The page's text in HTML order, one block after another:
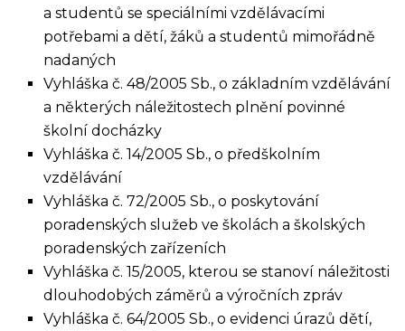
a studentů se speciálními vzdělávacími
potřebami a dětí, žáků a studentů mimořádně
nadaných
Vyhláška č. 48/2005 Sb., o základním vzdělávání
a některých náležitostech plnění povinné
školní docházky
Vyhláška č. 14/2005 Sb., o předškolním
vzdělávání
Vyhláška č. 72/2005 Sb., o poskytování
poradenských služeb ve školách a školských
poradenských zařízeních
Vyhláška č. 15/2005, kterou se stanoví náležitosti
dlouhodobých záměrů a výročních zpráv
Vyhláška č. 64/2005 Sb., o evidenci úrazů dětí,